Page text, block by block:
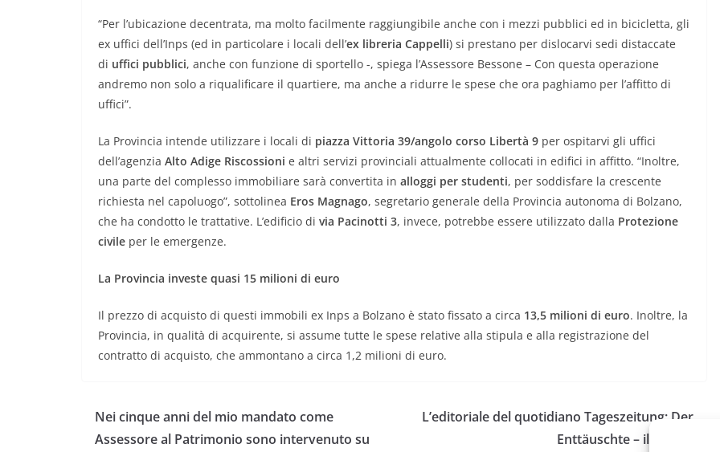
“Per l’ubicazione decentrata, ma molto facilmente raggiungibile anche con i mezzi pubblici ed in bicicletta, gli
ex uffici dell’Inps (ed in particolare i locali dell’ex libreria Cappelli) si prestano per dislocarvi sedi distaccate
di uffici pubblici, anche con funzione di sportello -, spiega l’Assessore Bessone – Con questa operazione
andremo non solo a riqualificare il quartiere, ma anche a ridurre le spese che ora paghiamo per l’affitto di
uffici”.
La Provincia intende utilizzare i locali di piazza Vittoria 39/angolo corso Libertà 9 per ospitarvi gli uffici
dell’agenzia Alto Adige Riscossioni e altri servizi provinciali attualmente collocati in edifici in affitto. “Inoltre,
una parte del complesso immobiliare sarà convertita in alloggi per studenti, per soddisfare la crescente
richiesta nel capoluogo”, sottolinea Eros Magnago, segretario generale della Provincia autonoma di Bolzano,
che ha condotto le trattative. L’edificio di via Pacinotti 3, invece, potrebbe essere utilizzato dalla Protezione
civile per le emergenze.
La Provincia investe quasi 15 milioni di euro
Il prezzo di acquisto di questi immobili ex Inps a Bolzano è stato fissato a circa 13,5 milioni di euro. Inoltre, la
Provincia, in qualità di acquirente, si assume tutte le spese relative alla stipula e alla registrazione del
contratto di acquisto, che ammontano a circa 1,2 milioni di euro.
Nei cinque anni del mio mandato come
Assessore al Patrimonio sono intervenuto su
L’editoriale del quotidiano Tageszeitung: Der
Enttäuschte – il deluso